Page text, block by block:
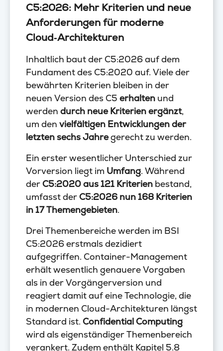
C5:2026: Mehr Kriterien und neue
Anforderungen für moderne
Cloud‑Architekturen
Inhaltlich baut der C5:2026 auf dem
Fundament des C5:2020 auf. Viele der
bewährten Kriterien bleiben in der
neuen Version des C5 erhalten und
werden durch neue Kriterien ergänzt,
um den vielfältigen Entwicklungen der
letzten sechs Jahregerecht zu werden.
Ein erster wesentlicher Unterschied zur
Vorversion liegt im Umfang. Während
derC5:2020 aus 121 Kriterien bestand,
umfasst derC5:2026 nun 168 Kriterien
in 17 Themengebieten.
Drei Themenbereiche werden im BSI
C5:2026 erstmals dezidiert
aufgegriffen. Container-Management
erhält wesentlich genauere Vorgaben
als in der Vorgängerversion und
reagiert damit auf eine Technologie, die
in modernen Cloud-Architekturen längst
Standard ist. Confidential Computing
wird als eigenständiger Themenbereich
verankert. Zudem enthält Kapitel 5.8